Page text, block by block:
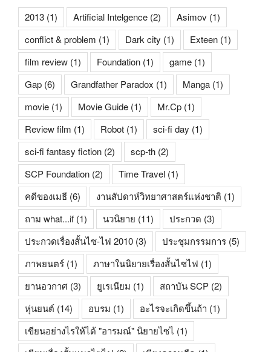
2013 (1) Artificial Intelgence (2) Asimov (1)
conflict & problem (1) Dark city (1) Exteen (1)
film review (1) Foundation (1) game (1)
Gap (6) Grandfather Paradox (1) Manga (1)
movie (1) Movie Guide (1) Mr.Cp (1)
Review film (1) Robot (1) sci-fi day (1)
sci-fi fantasy fiction (2) scp-th (2)
SCP Foundation (2) Time Travel (1)
คดีของเมธี (6) งานสัปดาห์วิทยาศาสตร์แห่งชาติ (1)
ถาม what...if (1) นวนิยาย (11) ประกวด (3)
ประกวดเรื่องสั้นไซ-ไฟ 2010 (3) ประชุมกรรมการ (5)
ภาพยนตร์ (1) ภาษาในนิยายเรื่องสั้นไซไฟ (1)
ยานอวกาศ (3) ยูเรเนียม (1) สถาบัน SCP (2)
หุ่นยนต์ (14) อบรม (1) อะไรจะเกิดขึ้นถ้า (1)
เขียนอย่างไรให้ได้ "อารมณ์" นิยายไซไ (1)